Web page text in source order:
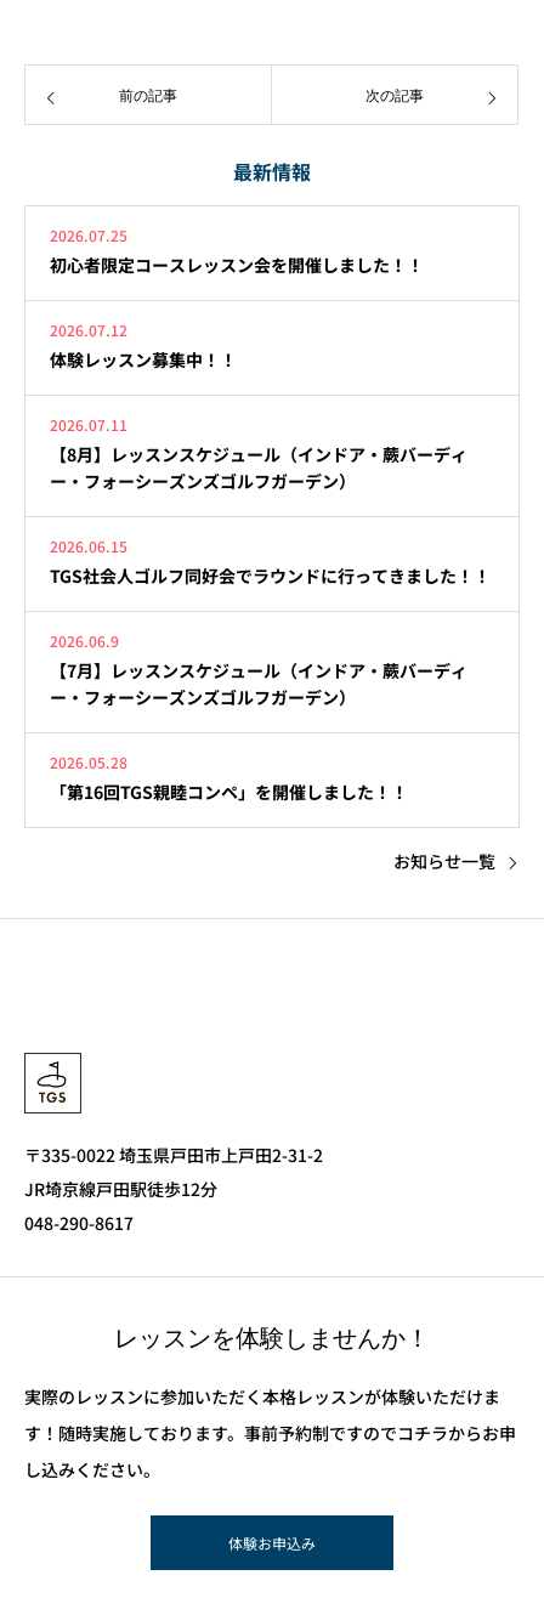
前の記事 次の記事
最新情報
2026.07.25
初心者限定コースレッスン会を開催しました！！
2026.07.12
体験レッスン募集中！！
2026.07.11
【8月】レッスンスケジュール（インドア・蕨バーディ
ー・フォーシーズンズゴルフガーデン）
2026.06.15
TGS社会人ゴルフ同好会でラウンドに行ってきました！！
2026.06.9
【7月】レッスンスケジュール（インドア・蕨バーディ
ー・フォーシーズンズゴルフガーデン）
2026.05.28
「第16回TGS親睦コンペ」を開催しました！！
お知らせ一覧
〒335-0022 埼玉県戸田市上戸田2-31-2
JR埼京線戸田駅徒歩12分
048-290-8617
レッスンを体験しませんか！
実際のレッスンに参加いただく本格レッスンが体験いただけま
す！随時実施しております。事前予約制ですのでコチラからお申
し込みください。
体験お申込み